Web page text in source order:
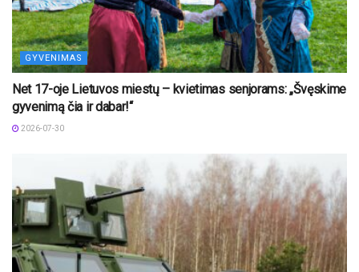
GYVENIMAS
Net 17-oje Lietuvos miestų – kvietimas senjorams: „Švęskime
gyvenimą čia ir dabar!“
2026-07-30